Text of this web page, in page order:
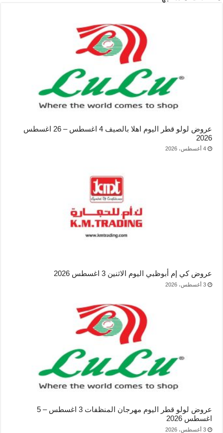
عروض لولو قطر اليوم اهلا بالصيف 4 اغسطس – 26 اغسطس
2026
4 أغسطس، 2026
عروض كي إم أبوظبي اليوم الاثنين 3 اغسطس 2026
3 أغسطس، 2026
عروض لولو قطر اليوم مهرجان المنظفات 3 اغسطس – 5
اغسطس 2026
3 أغسطس، 2026